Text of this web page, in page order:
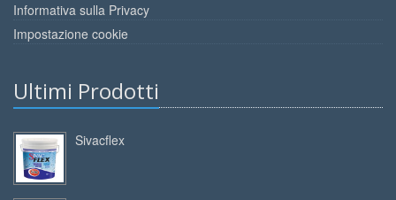
Informativa sulla Privacy
Impostazione cookie
Ultimi Prodotti
Sivacflex